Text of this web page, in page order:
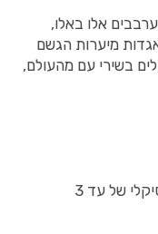
אלו באלו,
מיערות הגשם
בשירי עם מהעולם,
לקבוצות גדולות נוכל להגיע בהרכב מוסיקלי של עד 3